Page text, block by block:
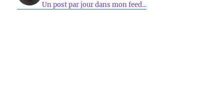
Un post par jour dans mon feed...